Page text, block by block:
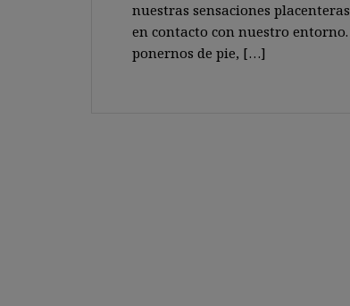
nuestras sensaciones
en contacto con nuestro
ponernos de pie, […]